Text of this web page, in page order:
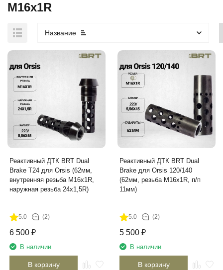
М16х1R
Название
Реактивный ДТК BRT Dual
Brake T24 для Orsis (62мм,
внутренняя резьба M16x1R,
наружная резьба 24х1,5R)
5.0 (2)
6 500 ₽
В наличии
В корзину
Реактивный ДТК BRT Dual
Brake для Orsis 120/140
(62мм, резьба M16x1R, п/п
11мм)
5.0 (2)
5 500 ₽
В наличии
В корзину